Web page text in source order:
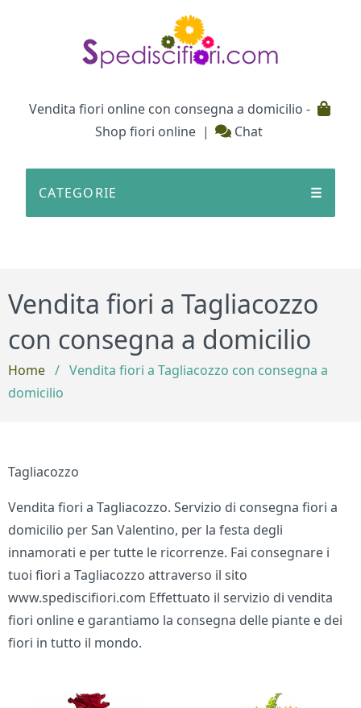
Vendita fiori online con consegna a domicilio -
Shop fiori online | Chat
CATEGORIE ☰
Vendita fiori a Tagliacozzo
con consegna a domicilio
Home / Vendita fiori a Tagliacozzo con consegna a
domicilio
Tagliacozzo
Vendita fiori a Tagliacozzo. Servizio di consegna fiori a
domicilio per San Valentino, per la festa degli
innamorati e per tutte le ricorrenze. Fai consegnare i
tuoi fiori a Tagliacozzo attraverso il sito
www.spediscifiori.com Effettuato il servizio di vendita
fiori online e garantiamo la consegna delle piante e dei
fiori in tutto il mondo.